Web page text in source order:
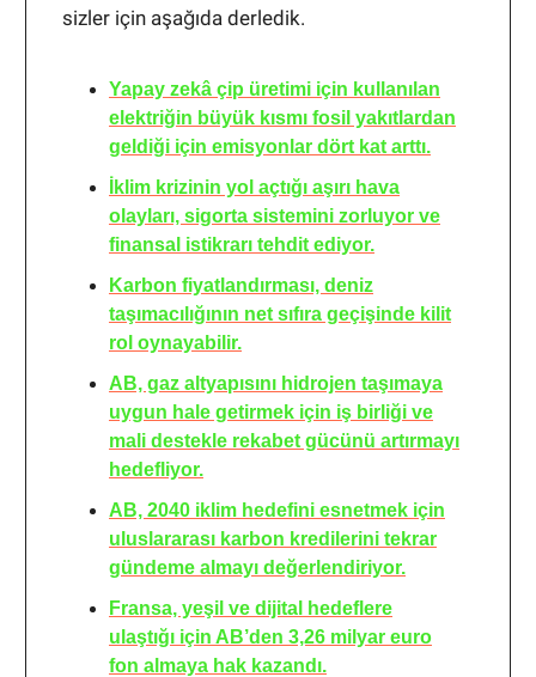
sizler için aşağıda derledik.
Yapay zekâ çip üretimi için kullanılan
elektriğin büyük kısmı fosil yakıtlardan
geldiği için emisyonlar dört kat arttı.
İklim krizinin yol açtığı aşırı hava
olayları, sigorta sistemini zorluyor ve
finansal istikrarı tehdit ediyor.
Karbon fiyatlandırması, deniz
taşımacılığının net sıfıra geçişinde kilit
rol oynayabilir.
AB, gaz altyapısını hidrojen taşımaya
uygun hale getirmek için iş birliği ve
mali destekle rekabet gücünü artırmayı
hedefliyor.
AB, 2040 iklim hedefini esnetmek için
uluslararası karbon kredilerini tekrar
gündeme almayı değerlendiriyor.
Fransa, yeşil ve dijital hedeflere
ulaştığı için AB’den 3,26 milyar euro
fon almaya hak kazandı.